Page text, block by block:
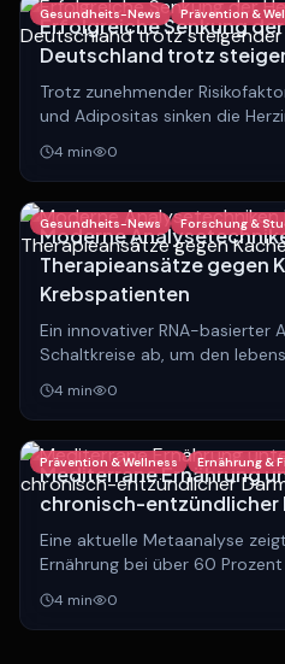
Gesundheits-News Prävention &
Erfolgreiche Senkung
Deutschland trotz
Trotz zunehmender
und Adipositas sinken die
Deutschland. Experten
dieser positiven Entwicklung.
4 min 0
Gesundheits-News Forschung &
Moderne
Therapieansätze gegen
Krebspatienten
Ein innovativer RNA-basierter
Schaltkreise ab, um den
Muskelschwund bei
die Lebensqualität Betroffener
4 min 0
Prävention & Wellness Ernährung &
Mediterrane Ernährung
chronisch-entzündlicher
Eine aktuelle Metaanalyse
Ernährung bei über 60
chronisch-entzündlichen
Standardtherapie effektiv
4 min 0